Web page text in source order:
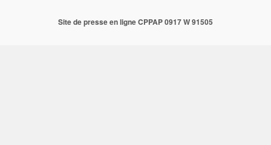
Site de presse en ligne CPPAP 0917 W 91505